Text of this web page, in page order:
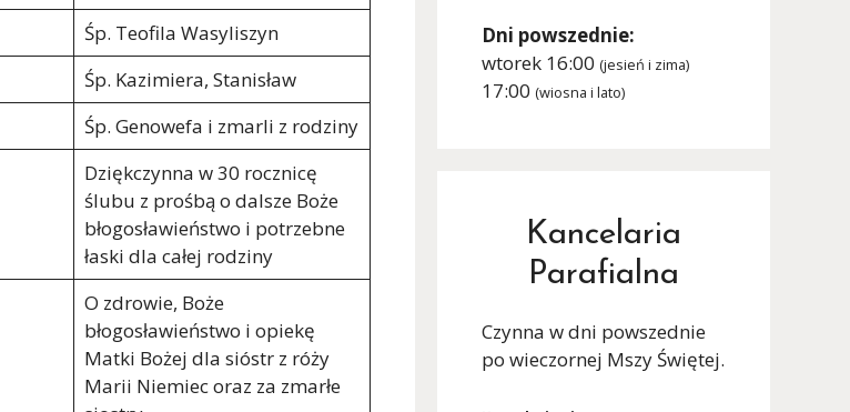
Śp. Teofila Wasyliszyn
Śp. Kazimiera, Stanisław
Śp. Genowefa i zmarli z rodziny
Dziękczynna w 30 rocznicę
ślubu z prośbą o dalsze Boże
błogosławieństwo i potrzebne
łaski dla całej rodziny
O zdrowie, Boże
błogosławieństwo i opiekę
Matki Bożej dla sióstr z róży
Marii Niemiec oraz za zmarłe
Dni powszednie:
wtorek 16:00 (jesień i zima)
17:00 (wiosna i lato)
Kancelaria
Parafialna
Czynna w dni powszednie
po wieczornej Mszy Świętej.